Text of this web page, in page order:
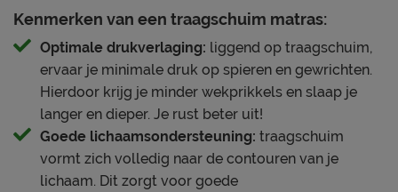
voor extra bescherming van je matras.
Levering & garantie
Op het matras zit 10 jaar garantie volgens Emma
voorwaarden.
Weerszijden
beslaapbaar
Nee
Ventilatie kern
door de open structuur en
speciale gepatenteerde
insnijdingen optimale
ventilatie
Tijk (matrashoes)
Kenmerken van een traagschuim matras:
Optimale drukverlaging: liggend op traagschuim,
ervaar je minimale druk op spieren en gewrichten.
Hierdoor krijg je minder wekprikkels en slaap je
langer en dieper. Je rust beter uit!
Goede lichaamsondersteuning: traagschuim
vormt zich volledig naar de contouren van je
lichaam. Dit zorgt voor goede